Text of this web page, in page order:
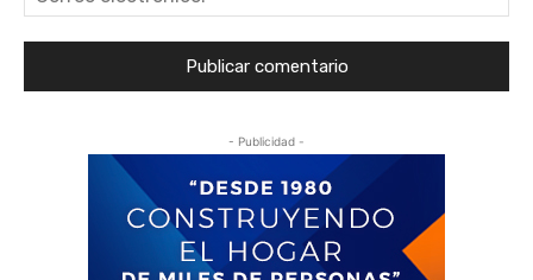
- Publicidad -